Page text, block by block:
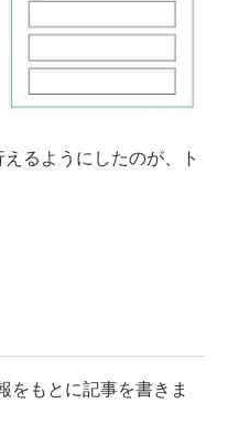
るようにしたのが、ト
をもとに記事を書きま